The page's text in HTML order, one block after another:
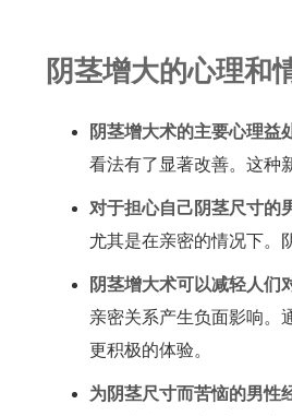
阴茎增大的心理和
阴茎增大术的主要心理益
看法有了显著改善。这种
对于担心自己阴茎尺寸的
尤其是在亲密的情况下。
阴茎增大术可以减轻人们
亲密关系产生负面影响。
更积极的体验。
为阴茎尺寸而苦恼的男性